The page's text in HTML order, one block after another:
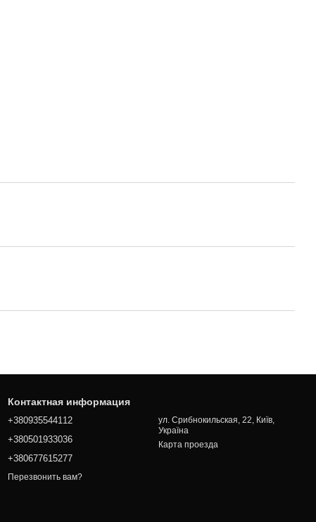
Контактная информация
+380935544112
+380501933036
+380677615277
Перезвонить вам?
ул. Срибнокильская, 22, Київ,
Україна
Карта проезда